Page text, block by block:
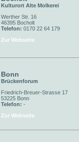
Kulturort Alte Molkerei
Werther Str. 16
46395 Bocholt
Telefon: 0170 22 64 179
Zur Webseite
Bonn
Brückenforum
Friedrich-Breuer-Strasse 17
53225 Bonn
Telefon: -
Zur Webseite